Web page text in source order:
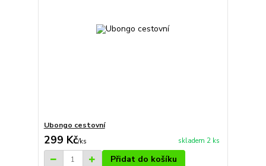
Ubongo cestovní
299 Kč/ks skladem 2 ks
Přidat do košíku